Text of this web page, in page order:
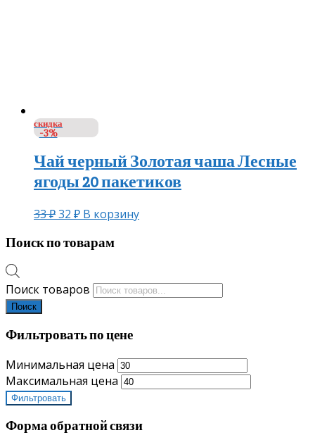
скидка
-3%
Чай черный Золотая чаша Лесные
ягоды 20 пакетиков
33₽32 ₽ В корзину
Поиск по товарам
Поиск товаров
Поиск
Фильтровать по цене
Минимальная цена
Максимальная цена
Фильтровать
Форма обратной связи